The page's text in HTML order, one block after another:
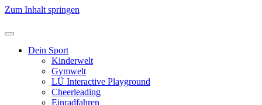
Zum Inhalt springen
Dein Sport
Kinderwelt
Gymwelt
LÜ Interactive Playground
Cheerleading
Einradfahren